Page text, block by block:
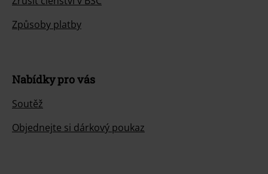
Způsoby platby
Nabídky pro vás
Soutěž
Objednejte si dárkový poukaz